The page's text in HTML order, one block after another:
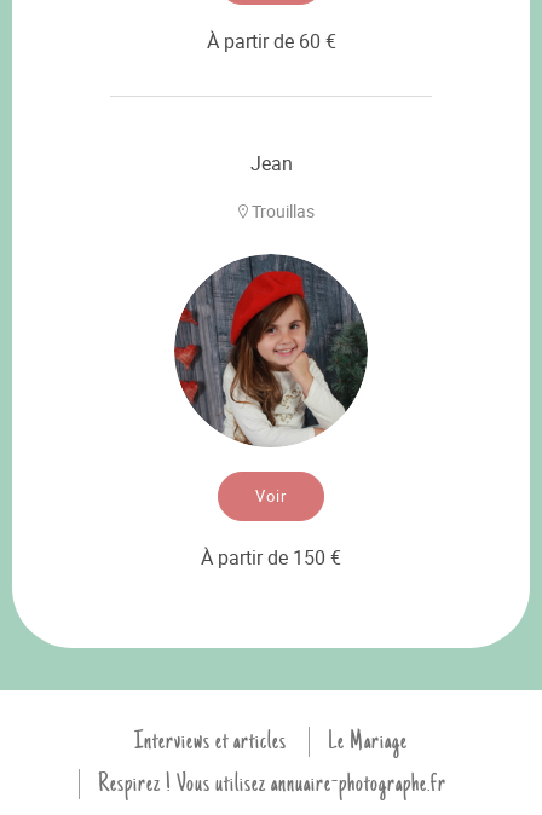
À partir de 60 €
Jean
Trouillas
Voir
À partir de 150 €
Interviews et articles
Le Mariage
Respirez ! Vous utilisez annuaire-photographe.fr